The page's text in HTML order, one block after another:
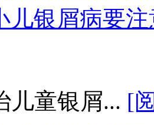
儿银屑病要
童银屑... [